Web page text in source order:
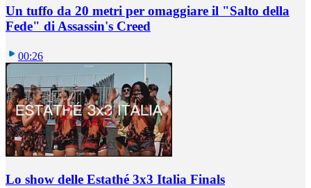
Un tuffo da 20 metri per omaggiare il "Salto della
Fede" di Assassin's Creed
00:26
Lo show delle Estathé 3x3 Italia Finals